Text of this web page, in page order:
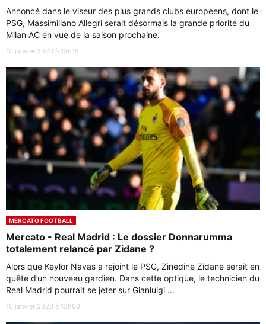
Annoncé dans le viseur des plus grands clubs européens, dont le
PSG, Massimiliano Allegri serait désormais la grande priorité du
Milan AC en vue de la saison prochaine.
10 janvier 2020 à 13h15
MERCATO FOOTBALL
Mercato - Real Madrid : Le dossier Donnarumma
totalement relancé par Zidane ?
Alors que Keylor Navas a rejoint le PSG, Zinedine Zidane serait en
quête d’un nouveau gardien. Dans cette optique, le technicien du
Real Madrid pourrait se jeter sur Gianluigi ...
10 janvier 2020 à 13h00